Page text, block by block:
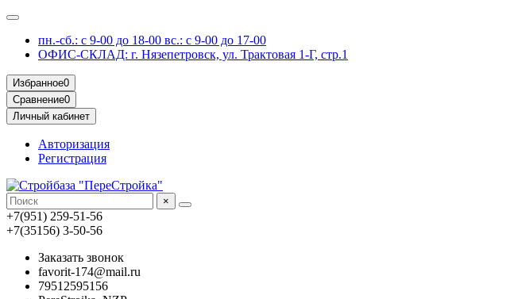
пн.-сб.: с 9-00 до 18-00 вс.: с 9-00 до 17-00
ОФИС-СКЛАД: г. Нязепетровск, ул. Трактовая 1-Г, стр.1
Избранное0
Сравнение0
Личный кабинет
Авторизация
Регистрация
×
+7(951) 259-51-56
+7(35156) 3-50-56
Заказать звонок
favorit-174@mail.ru
79512595156